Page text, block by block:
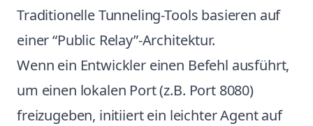
Traditionelle Tunneling-Tools basieren auf
einer “Public Relay”-Architektur.
Wenn ein Entwickler einen Befehl ausführt,
um einen lokalen Port (z.B. Port 8080)
freizugeben, initiiert ein leichter Agent auf